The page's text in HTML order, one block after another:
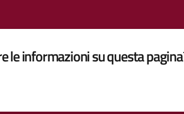
le informazioni su questa